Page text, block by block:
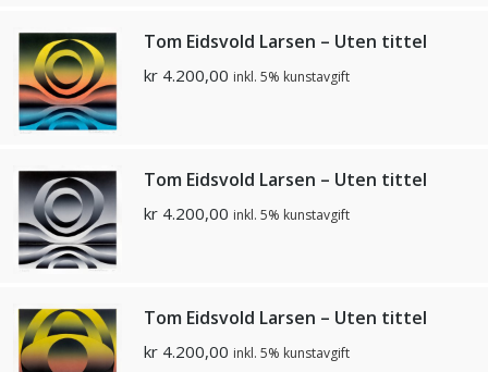
Tom Eidsvold Larsen – Uten tittel
kr 4.200,00 inkl. 5% kunstavgift
Tom Eidsvold Larsen – Uten tittel
kr 4.200,00 inkl. 5% kunstavgift
Tom Eidsvold Larsen – Uten tittel
kr 4.200,00 inkl. 5% kunstavgift